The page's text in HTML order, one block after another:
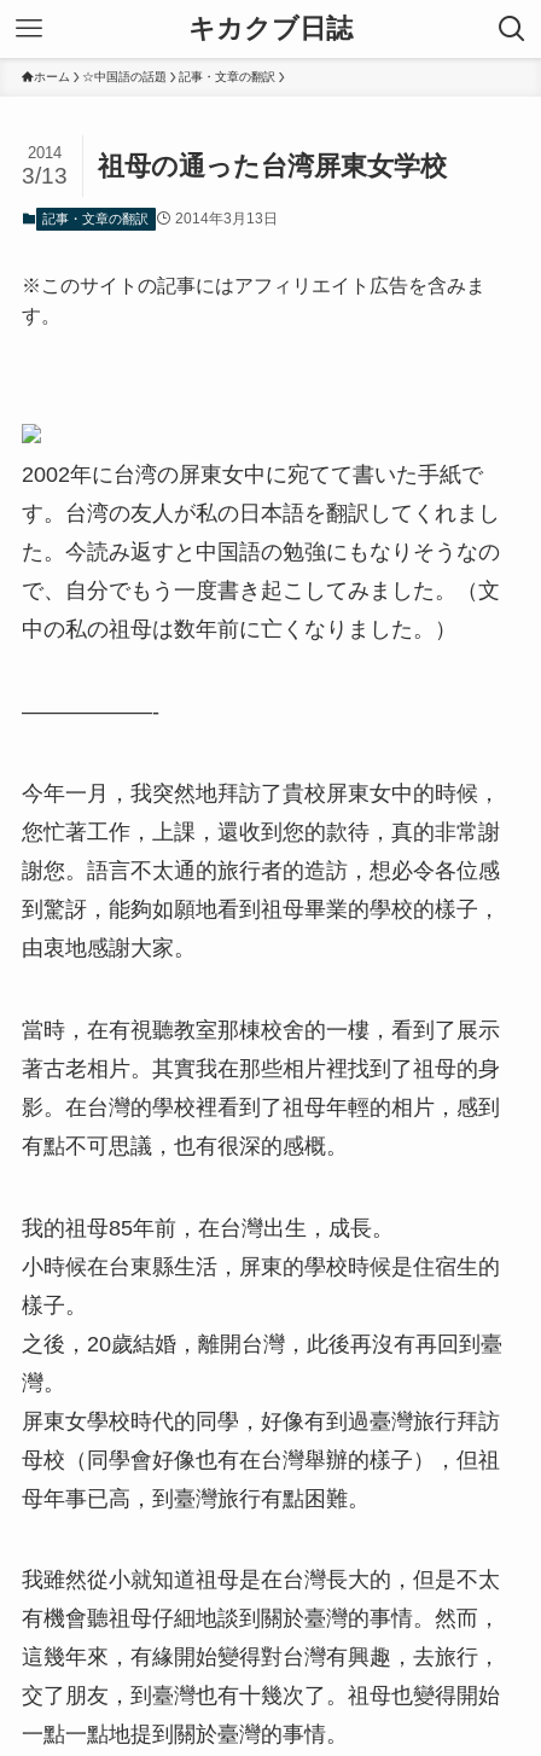
キカクブ日誌
ホーム ☆中国語の話題 記事・文章の翻訳
祖母の通った台湾屏東女学校
2014
3/13
記事・文章の翻訳 2014年3月13日
※このサイトの記事にはアフィリエイト広告を含みま
す。
2002年に台湾の屏東女中に宛てて書いた手紙で
す。台湾の友人が私の日本語を翻訳してくれまし
た。今読み返すと中国語の勉強にもなりそうなの
で、自分でもう一度書き起こしてみました。（文
中の私の祖母は数年前に亡くなりました。）
——————-
今年一月，我突然地拜訪了貴校屏東女中的時候，
您忙著工作，上課，還收到您的款待，真的非常謝
謝您。語言不太通的旅行者的造訪，想必令各位感
到驚訝，能夠如願地看到祖母畢業的學校的樣子，
由衷地感謝大家。
當時，在有視聽教室那棟校舍的一樓，看到了展示
著古老相片。其實我在那些相片裡找到了祖母的身
影。在台灣的學校裡看到了祖母年輕的相片，感到
有點不可思議，也有很深的感概。
我的祖母85年前，在台灣出生，成長。
小時候在台東縣生活，屏東的學校時候是住宿生的
樣子。
之後，20歲結婚，離開台灣，此後再沒有再回到臺
灣。
屏東女學校時代的同學，好像有到過臺灣旅行拜訪
母校（同學會好像也有在台灣舉辦的樣子），但祖
母年事已高，到臺灣旅行有點困難。
我雖然從小就知道祖母是在台灣長大的，但是不太
有機會聽祖母仔細地談到關於臺灣的事情。然而，
這幾年來，有緣開始變得對台灣有興趣，去旅行，
交了朋友，到臺灣也有十幾次了。祖母也變得開始
一點一點地提到關於臺灣的事情。